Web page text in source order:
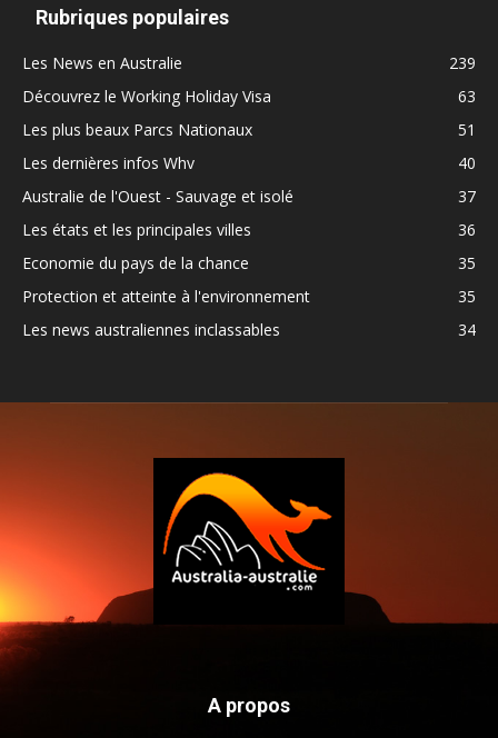
Rubriques populaires
Les News en Australie
239
Découvrez le Working Holiday Visa
63
Les plus beaux Parcs Nationaux
51
Les dernières infos Whv
40
Australie de l'Ouest - Sauvage et isolé
37
Les états et les principales villes
36
Economie du pays de la chance
35
Protection et atteinte à l'environnement
35
Les news australiennes inclassables
34
A propos